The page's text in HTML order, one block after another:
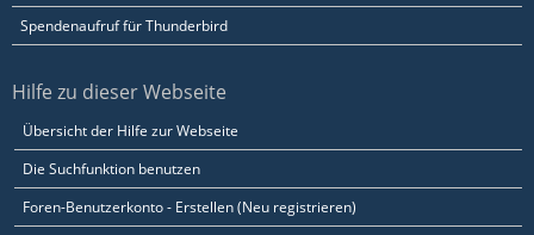
Spendenaufruf für Thunderbird
Hilfe zu dieser Webseite
Übersicht der Hilfe zur Webseite
Die Suchfunktion benutzen
Foren-Benutzerkonto - Erstellen (Neu registrieren)